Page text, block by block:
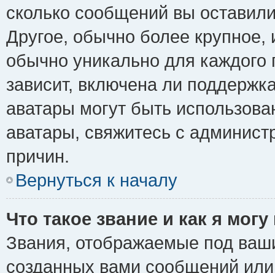
сколько сообщений вы
Другое, обычно более крупное,
обычно уникально для каждого
зависит, включена ли
аватары могут быть
аватары, свяжитесь с
причин.
Вернуться к началу
Что такое звание и как я
Звания, отображаемые под
созданных вами сообщений